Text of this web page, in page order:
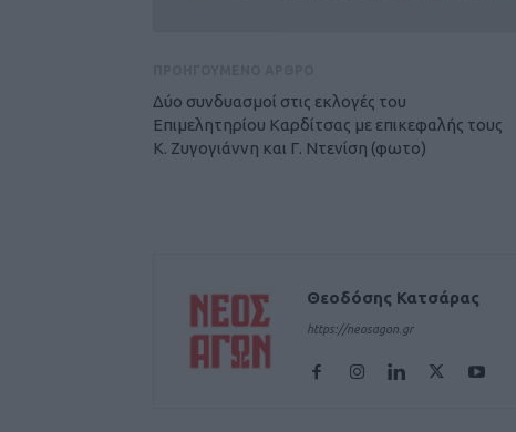
Δύο συνδυασμοί στις εκλογές του
Επιμελητηρίου Καρδίτσας με επικεφαλής τους
Κ. Ζυγογιάννη και Γ. Ντενίση (φωτο)
Θεοδόσης Κατσάρας
https://neosagon.gr